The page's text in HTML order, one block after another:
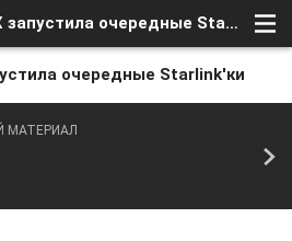
Компания SpaceX запустила очередные Starlink'ки
очередные Starlink'ки
МАТЕРИАЛ